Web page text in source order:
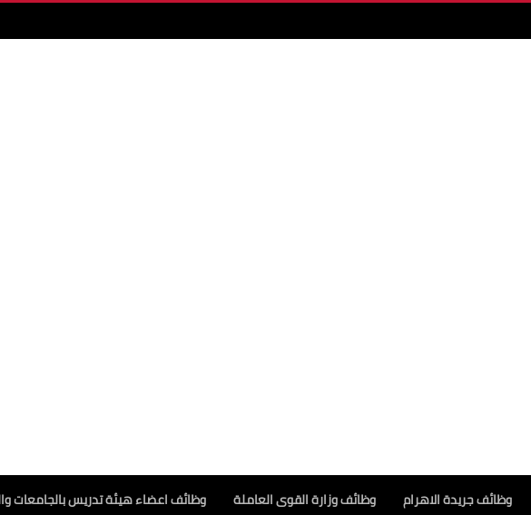
وظائف جريدة الاهرام وظائف وزارة القوى العاملة وظائف اعضاء هيئة تدريس بالجامعات